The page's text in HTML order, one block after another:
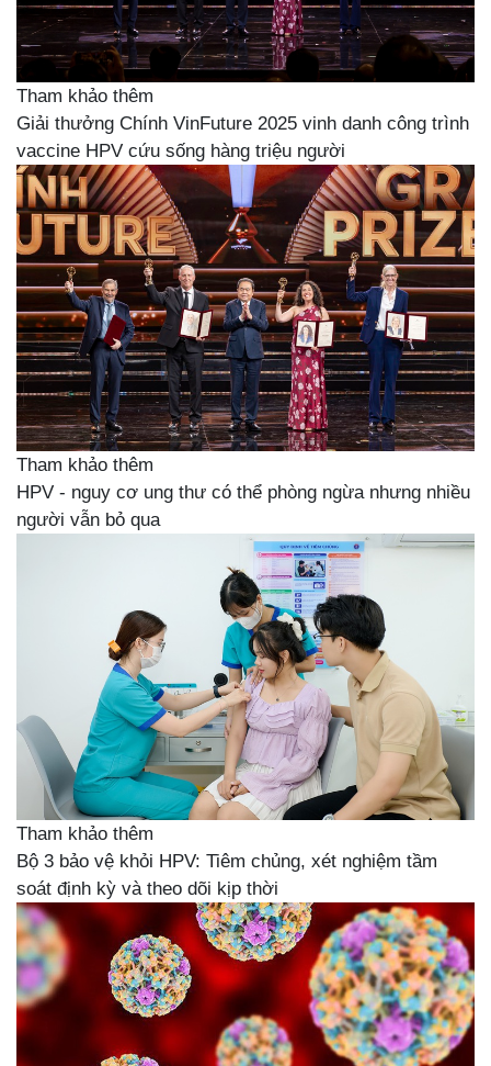
Tham khảo thêm
Giải thưởng Chính VinFuture 2025 vinh danh công trình
vaccine HPV cứu sống hàng triệu người
Tham khảo thêm
HPV - nguy cơ ung thư có thể phòng ngừa nhưng nhiều
người vẫn bỏ qua
Tham khảo thêm
Bộ 3 bảo vệ khỏi HPV: Tiêm chủng, xét nghiệm tầm
soát định kỳ và theo dõi kịp thời